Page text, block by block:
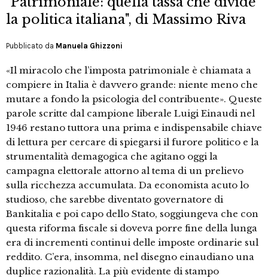
la politica italiana", di Massimo Riva
Pubblicato da Manuela Ghizzoni
«Il miracolo che l’imposta patrimoniale è chiamata a
compiere in Italia è davvero grande: niente meno che
mutare a fondo la psicologia del contribuente». Queste
parole scritte dal campione liberale Luigi Einaudi nel
1946 restano tuttora una prima e indispensabile chiave
di lettura per cercare di spiegarsi il furore politico e la
strumentalità demagogica che agitano oggi la
campagna elettorale attorno al tema di un prelievo
sulla ricchezza accumulata. Da economista acuto lo
studioso, che sarebbe diventato governatore di
Bankitalia e poi capo dello Stato, soggiungeva che con
questa riforma fiscale si doveva porre fine della lunga
era di incrementi continui delle imposte ordinarie sul
reddito. C’era, insomma, nel disegno einaudiano una
duplice razionalità. La più evidente di stampo